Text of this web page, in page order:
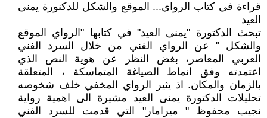
قراءة في كتاب الرواي... الموقع والشكل للدكنورة يمنى
العيد
تبحث الدكتورة "يمنى العيد" في كتابها "الرواي الموقع
والشكل " عن الرواي الفني من خلال السرد الفني
العربي المعاصر، بغض النظر عن هوية النص الذي
اعتمدته وفق انماط الصياغة المتماسكة ، المتعلقة
بالزمان والمكان. اذ يثير الرواي المخفي خلف شخوصه
تحليلات الدكتورة يمنى العيد مشيرة الى اهمية رواية
نجيب محفوظ " ميرامار" التي قدمت للسرد الفني